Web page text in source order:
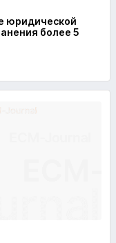
юридической
более 5